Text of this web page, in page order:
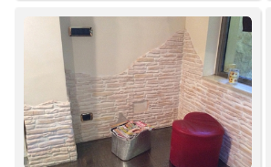
La collezione Atmosfere nasce da un
attenta ricerca di smalti, colori e
cristalline che sovrapposti ...
Ce.Vi. Ceramica Vietrese
Cotto fatto
formati e
C.B.